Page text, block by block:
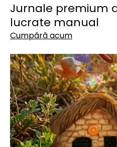
Jurnale premium
lucrate manual
Cumpără acum